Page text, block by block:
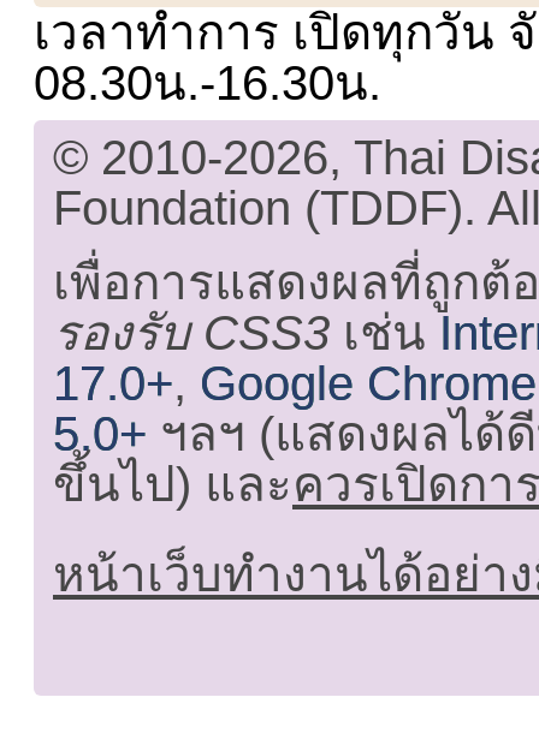
เวลาทำการ เปิดทุกวัน
08.30น.-16.30น.
© 2010-2026, Thai
Foundation (TDDF).
เพื่อการแสดงผลที่ถูกต้
รองรับ CSS3 เช่น
17.0+, Google
5.0+ ฯลฯ (แสดงผลได้
ขึ้นไป) และควรเปิดกา
หน้าเว็บทำงานได้อย่า